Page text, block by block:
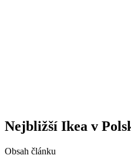
Nejbližší Ikea v
Obsah článku